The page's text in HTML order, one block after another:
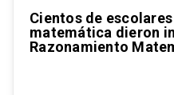
Cientos de
matemática dieron
Razonamiento